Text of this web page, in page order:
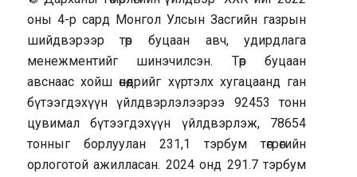
оны 4-р сард Монгол Улсын Засгийн газрын
шийдвэрээр төр буцаан авч, удирдлага
менежментийг шинэчилсэн. Төр буцаан
авснаас хойш өнөөдрийг хүртэлх хугацаанд ган
бүтээгдэхүүн үйлдвэрлэлээрээ 92453 тонн
цувимал бүтээгдэхүүн үйлдвэрлэж, 78654
тонныг борлуулан 231,1 тэрбум төгрөгийн
орлоготой ажилласан. 2024 онд 291.7 тэрбум